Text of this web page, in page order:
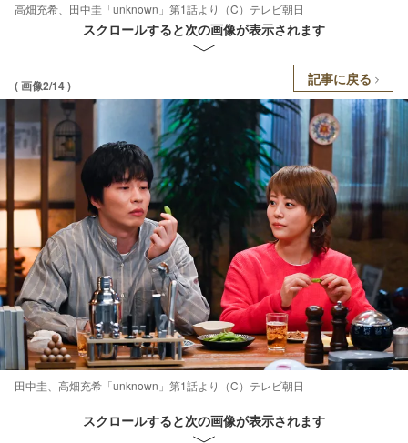
高畑充希、田中圭「unknown」第1話より（C）テレビ朝日
スクロールすると次の画像が表示されます
( 画像2/14 ) 記事に戻る
田中圭、高畑充希「unknown」第1話より（C）テレビ朝日
スクロールすると次の画像が表示されます